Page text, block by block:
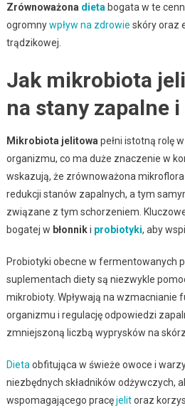
Zrównoważona dieta bogata w te
ogromnywpływ na zdrowie skóry oraz
trądzikowej.
Jak mikrobiota
na stany zapalne
Mikrobiota jelitowa pełni istotną rolę
organizmu, co ma duże znaczenie w
wskazują, że zrównoważona
redukcji stanów zapalnych, a tym
związane z tym schorzeniem.
bogatej w błonniki probiotyki, aby
Probiotyki obecne w fermentowanych
suplementach diety są niezwykle
mikrobioty. Wpływają na wzmacnianie
organizmu i regulację odpowiedzi
zmniejszoną liczbą wyprysków na
Dieta obfitująca w świeże owoce i
niezbędnych składników odżywczych,
wspomagającego pracęjelitoraz